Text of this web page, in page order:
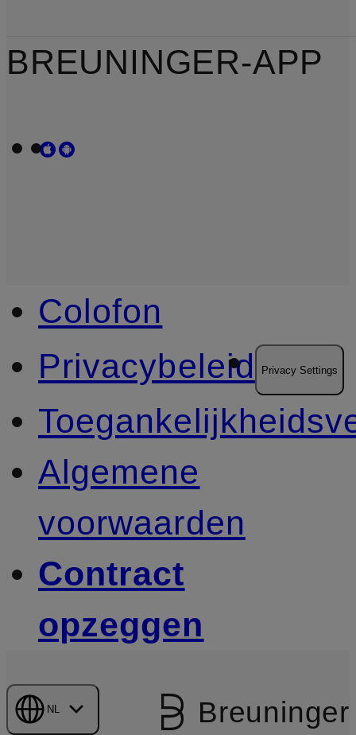
BREUNINGER-APP
Colofon
Privacybeleid
Privacy Settings
Algemene
voorwaarden
Contract
opzeggen
NL Breuninger